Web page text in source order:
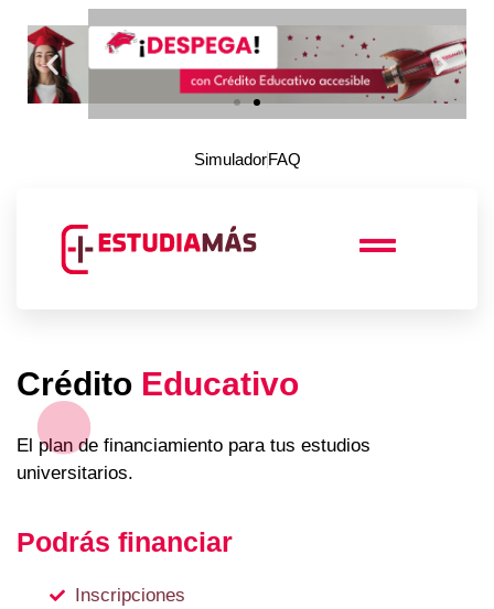
SimuladorFAQ
Crédito Educativo
El plan de financiamiento para tus estudios
universitarios​.
Podrás financiar
Inscripciones